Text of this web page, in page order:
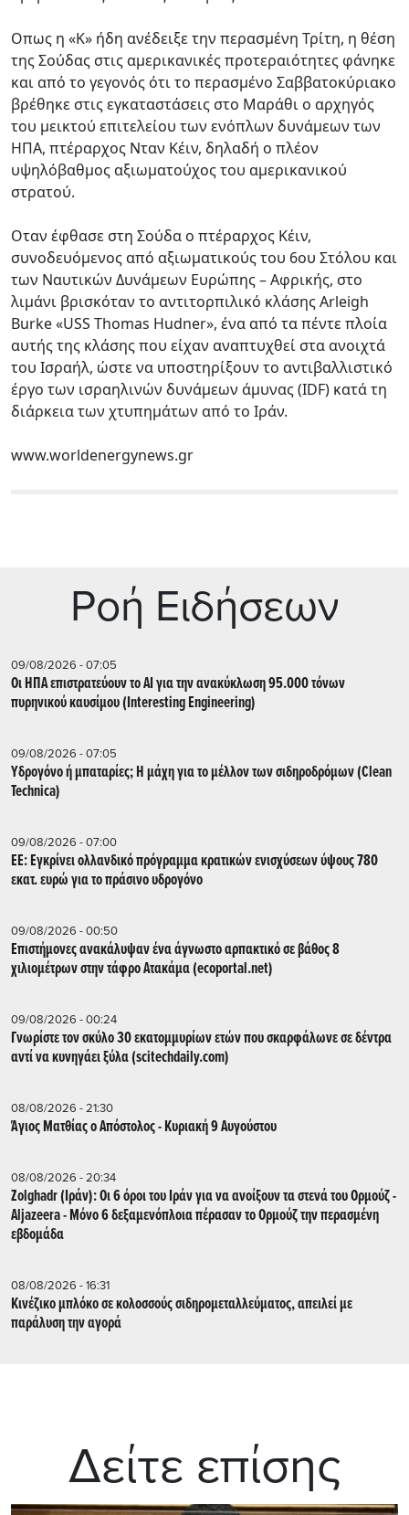
Οπως η «Κ» ήδη ανέδειξε την περασμένη Τρίτη, η θέση
της Σούδας στις αμερικανικές προτεραιότητες φάνηκε
και από το γεγονός ότι το περασμένο Σαββατοκύριακο
βρέθηκε στις εγκαταστάσεις στο Μαράθι ο αρχηγός
του μεικτού επιτελείου των ενόπλων δυνάμεων των
ΗΠΑ, πτέραρχος Νταν Κέιν, δηλαδή ο πλέον
υψηλόβαθμος αξιωματούχος του αμερικανικού
στρατού.
Οταν έφθασε στη Σούδα ο πτέραρχος Κέιν,
συνοδευόμενος από αξιωματικούς του 6ου Στόλου και
των Ναυτικών Δυνάμεων Ευρώπης – Αφρικής, στο
λιμάνι βρισκόταν το αντιτορπιλικό κλάσης Arleigh
Burke «USS Thomas Hudner», ένα από τα πέντε πλοία
αυτής της κλάσης που είχαν αναπτυχθεί στα ανοιχτά
του Ισραήλ, ώστε να υποστηρίξουν το αντιβαλλιστικό
έργο των ισραηλινών δυνάμεων άμυνας (IDF) κατά τη
διάρκεια των χτυπημάτων από το Ιράν.
www.worldenergynews.gr
Ρoή Ειδήσεων
09/08/2026 - 07:05
Οι ΗΠΑ επιστρατεύουν το AI για την ανακύκλωση 95.000 τόνων
πυρηνικού καυσίμου (Interesting Engineering)
09/08/2026 - 07:05
Υδρογόνο ή μπαταρίες; Η μάχη για το μέλλον των σιδηροδρόμων (Clean
Technica)
09/08/2026 - 07:00
ΕΕ: Εγκρίνει ολλανδικό πρόγραμμα κρατικών ενισχύσεων ύψους 780
εκατ. ευρώ για το πράσινο υδρογόνο
09/08/2026 - 00:50
Επιστήμονες ανακάλυψαν ένα άγνωστο αρπακτικό σε βάθος 8
χιλιομέτρων στην τάφρο Ατακάμα (ecoportal.net)
09/08/2026 - 00:24
Γνωρίστε τον σκύλο 30 εκατομμυρίων ετών που σκαρφάλωνε σε δέντρα
αντί να κυνηγάει ξύλα (scitechdaily.com)
08/08/2026 - 21:30
Άγιος Ματθίας ο Απόστολος - Κυριακή 9 Αυγούστου
08/08/2026 - 20:34
Zolghadr (Ιράν): Οι 6 όροι του Ιράν για να ανοίξουν τα στενά του Ορμούζ -
Aljazeera - Mόνο 6 δεξαμενόπλοια πέρασαν το Ορμούζ την περασμένη
εβδομάδα
08/08/2026 - 16:31
Κινέζικο μπλόκο σε κολοσσούς σιδηρομεταλλεύματος, απειλεί με
παράλυση την αγορά
Δείτε επίσης